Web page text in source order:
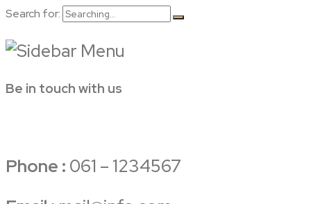
Search for:
Be in touch with us
Phone : 061 – 1234567